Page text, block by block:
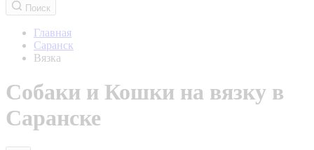
Поиск
Главная
Саранск
Вязка
Собаки и Кошки на вязку в
Саранске